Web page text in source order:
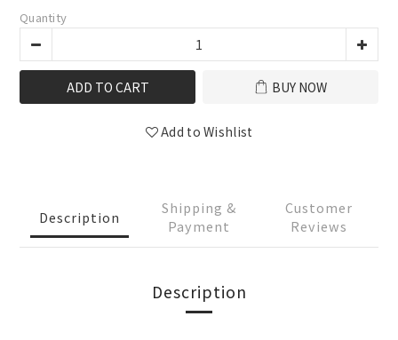
Quantity
ADD TO CART BUY NOW
Add to Wishlist
Description
Shipping &
Payment
Customer
Reviews
Description